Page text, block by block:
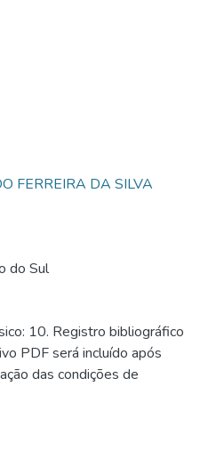
FERREIRA DA SILVA
do Sul
10. Registro bibliográfico
PDF será incluído após
das condições de